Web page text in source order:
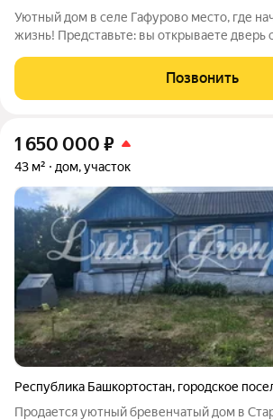
Уютный дом в селе Гафурово место, где начинается настоящая
жизнь! Представьте: вы открываете дверь
уезжать. Качественный ремонт,
атмосфера, в которую
Позвонить
1 650 000 ₽
43 м² дом, участок
Республика Башкортостан, городское
Продается уютный бревенчатый дом в